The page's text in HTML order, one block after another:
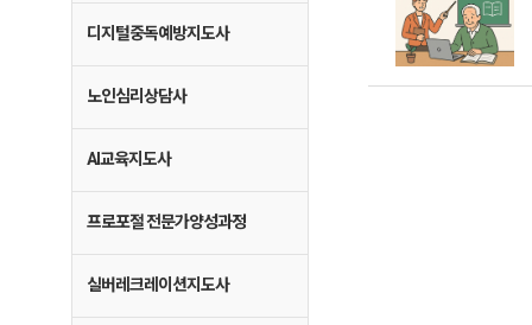
디지털중독예방지도사
노인심리상담사
AI교육지도사
프로포절 전문가양성과정
실버레크레이션지도사